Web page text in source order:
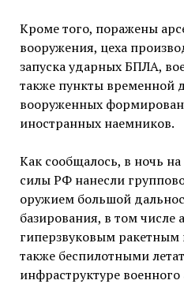
Кроме того, поражены
вооружения, цеха
запуска ударных БПЛА,
также пункты временной
вооруженных
иностранных наемников.
Как сообщалось, в ночь
силы РФ нанесли
оружием большой
базирования, в том числе
гиперзвуковым
также беспилотными
инфраструктуре